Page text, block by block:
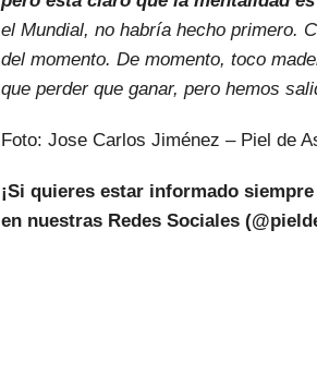
el Mundial, no habría hecho primero.
del momento. De momento, toco
que perder que ganar, pero hemos
Foto: Jose Carlos Jiménez – Piel de
¡Si quieres estar informado
en nuestras Redes Sociales